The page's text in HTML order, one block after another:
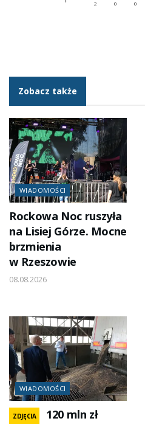
Zobacz także
WIADOMOŚCI
Rockowa Noc ruszyła
na Lisiej Górze. Mocne
brzmienia
w Rzeszowie
08.08.2026
WIADOMOŚCI
ZDJĘCIA
120 mln zł